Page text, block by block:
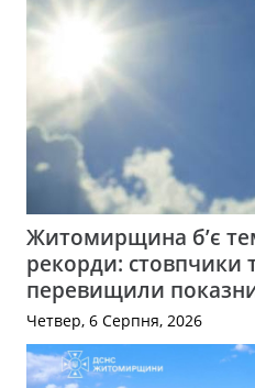
Житомирщина б’є
рекорди: стовпчики
перевищили
Четвер, 6 Серпня, 2026